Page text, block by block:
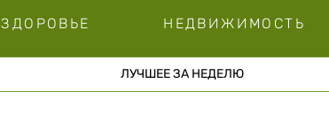
ЗДОРОВЬЕ НЕДВИЖИМОСТЬ
ЛУЧШЕЕ ЗА НЕДЕЛЮ